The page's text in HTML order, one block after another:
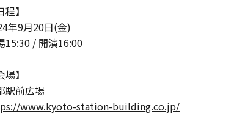
程】
年9月20日(金)
15:30 / 開演16:00
場】
駅前広場
www.kyoto-station-building.co.jp/